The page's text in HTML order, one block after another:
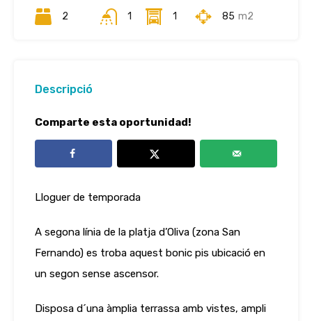
2 1 1 85 m2
Descripció
Comparte esta oportunidad!
Lloguer de temporada
A segona línia de la platja d’Oliva (zona San
Fernando) es troba aquest bonic pis ubicació en
un segon sense ascensor.
Disposa d´una àmplia terrassa amb vistes, ampli